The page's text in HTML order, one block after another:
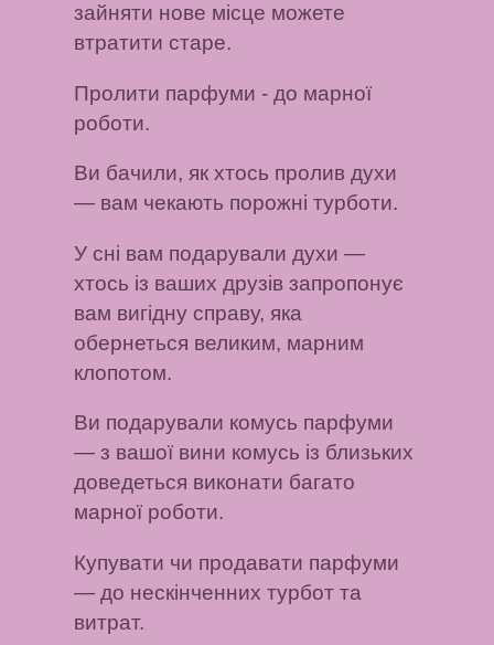
зайняти нове місце можете
втратити старе.
Пролити парфуми - до марної
роботи.
Ви бачили, як хтось пролив духи
— вам чекають порожні турботи.
У сні вам подарували духи —
хтось із ваших друзів запропонує
вам вигідну справу, яка
обернеться великим, марним
клопотом.
Ви подарували комусь парфуми
— з вашої вини комусь із близьких
доведеться виконати багато
марної роботи.
Купувати чи продавати парфуми
— до нескінченних турбот та
витрат.